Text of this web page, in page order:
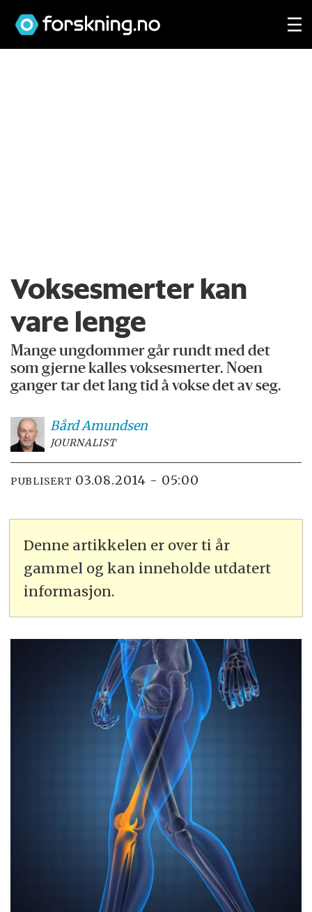
Voksesmerter kan
vare lenge
Mange ungdommer går rundt med det
som gjerne kalles voksesmerter. Noen
ganger tar det lang tid å vokse det av seg.
BårdAmundsen
JOURNALIST
PUBLISERT 03.08.2014 - 05:00
Denne artikkelen er over ti år
gammel og kan inneholde utdatert
informasjon.